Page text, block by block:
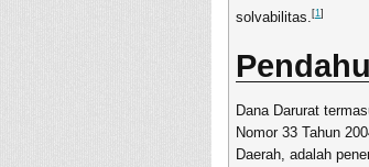
solvabilitas. [1]
Dana Darurat
Nomor 33 Tahun
Daerah, adalah